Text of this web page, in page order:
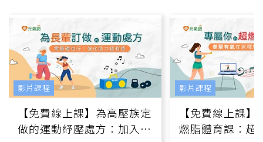
【免費線上課】為高壓族定
做的運動紓壓處方：加入行
影片課程
【免費線上課
燃脂體育課：超
影片課程